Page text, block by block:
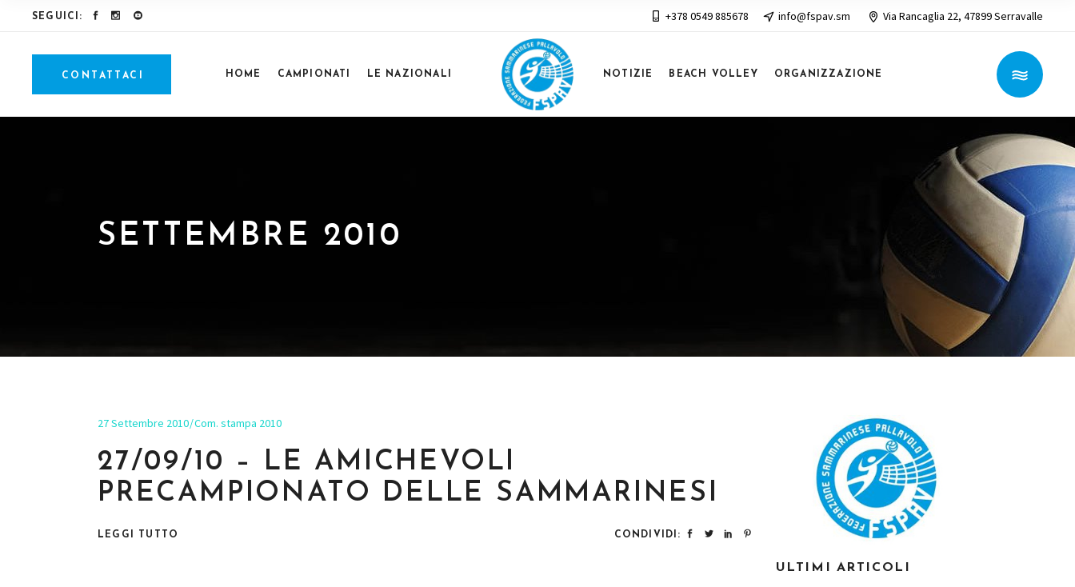
SEGUICI: +378 0549 885678 info@fspav.sm Via Rancaglia 22, 47899 Serravalle
CONTATTACI HOME CAMPIONATI LE NAZIONALI NOTIZIE BEACH VOLLEY ORGANIZZAZIONE
SETTEMBRE 2010
27 Settembre 2010 Com. stampa 2010
27/09/10 – LE AMICHEVOLI
PRECAMPIONATO DELLE SAMMARINESI
LEGGI TUTTO CONDIVIDI:
ULTIMI ARTICOLI